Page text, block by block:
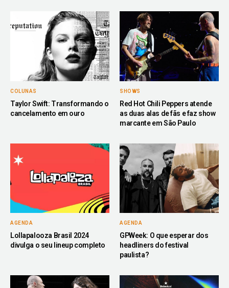
COLUNAS
Taylor Swift: Transformando o
cancelamento em ouro
SHOWS
Red Hot Chili Peppers atende
as duas alas de fãs e faz show
marcante em São Paulo
AGENDA
Lollapalooza Brasil 2024
divulga o seu lineup completo
AGENDA
GPWeek: O que esperar dos
headliners do festival
paulista?